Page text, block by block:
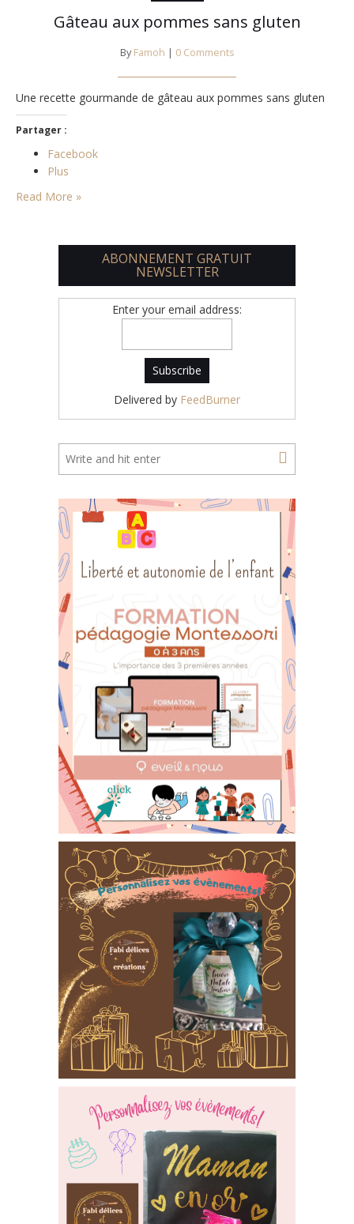
Gâteau aux pommes sans gluten
By Famoh | 0 Comments
Une recette gourmande de gâteau aux pommes sans gluten
Partager :
Facebook
Plus
Read More »
ABONNEMENT GRATUIT
NEWSLETTER
Enter your email address:
Delivered by FeedBurner